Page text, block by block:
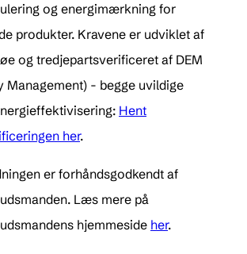
og energimærkning for
produkter. Kravene er udviklet af
og tredjepartsverificeret af DEM
Management) - begge uvildige
Hent
her.
er forhåndsgodkendt af
Læs mere på
hjemmeside her.